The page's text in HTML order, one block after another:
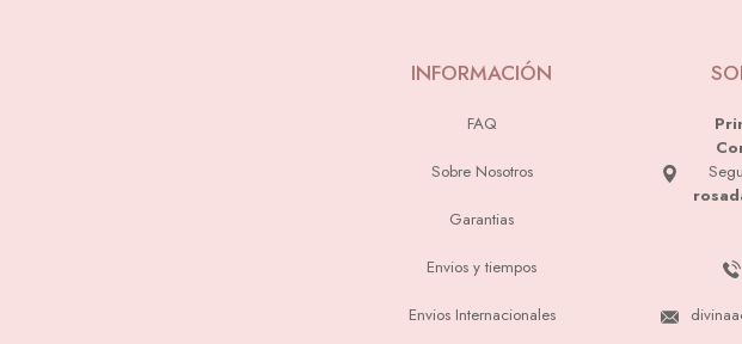
INFORMACIÓN
FAQ
Sobre Nosotros
Garantias
Envios y tiempos
Envios Internacionales